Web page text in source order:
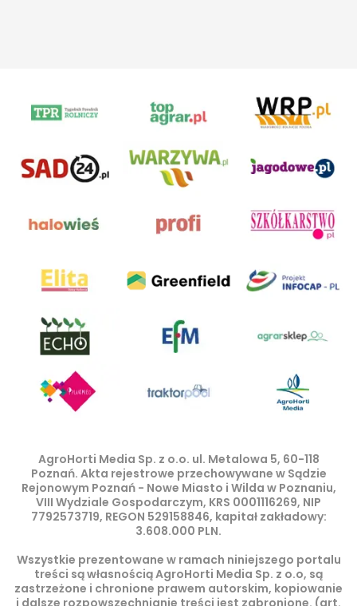
AgroHorti Media Sp. z o.o. ul. Metalowa 5, 60-118
Poznań. Akta rejestrowe przechowywane w Sądzie
Rejonowym Poznań - Nowe Miasto i Wilda w Poznaniu,
VIII Wydziale Gospodarczym, KRS 0001116269, NIP
7792573719, REGON 529158846, kapitał zakładowy:
3.608.000 PLN.
Wszystkie prezentowane w ramach niniejszego portalu
treści są własnością AgroHorti Media Sp. z o.o, są
zastrzeżone i chronione prawem autorskim, kopiowanie